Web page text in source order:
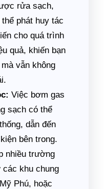
rửa sạch,
phát huy tác
cho quá trình
quả, khiến bạn
vẫn không
Việc bơm gas
sạch có thể
dẫn đến
bên trong.
nhiều trường
các khu chung
Phú, hoặc